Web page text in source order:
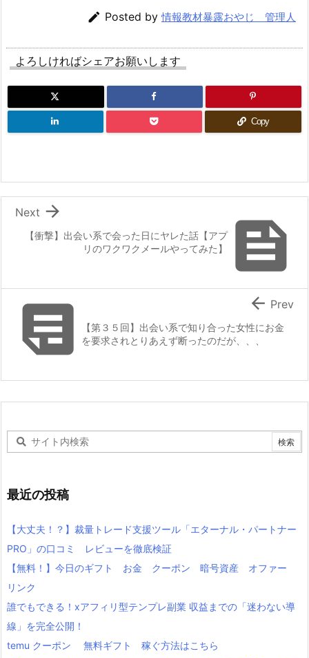
 Posted by情報教材暴露おやじ 管理人
よろしければシェアお願いします
Copy

【衝撃】出会い系で会った日にヤレた話【アプ
リのワクワクメールやってみた】

Next
 【第３５回】出会い系で知り合った女性にお金
を要求されとりあえず断ったのだが、、、
 Prev
最近の投稿
【大丈夫！？】裁量トレード支援ツール「エターナル・パートナー
PRO」の口コミ レビューを徹底検証
【無料！】今日のギフト お金 クーポン 暗号資産 オファー
リンク
誰でもできる！xアフィリ型テンプレ副業 収益までの「迷わない導
線」を完全公開！
temu クーポン 無料ギフト 稼ぐ方法はこちら